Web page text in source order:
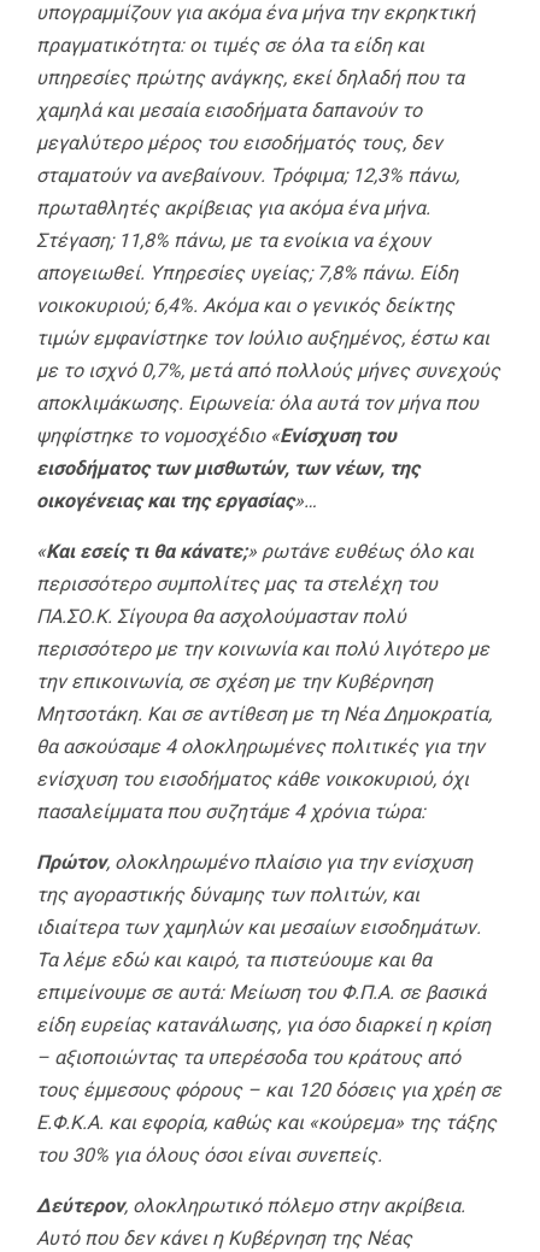
υπογραμμίζουν για ακόμα ένα μήνα την εκρηκτική
πραγματικότητα: οι τιμές σε όλα τα είδη και
υπηρεσίες πρώτης ανάγκης, εκεί δηλαδή που τα
χαμηλά και μεσαία εισοδήματα δαπανούν το
μεγαλύτερο μέρος του εισοδήματός τους, δεν
σταματούν να ανεβαίνουν. Τρόφιμα; 12,3% πάνω,
πρωταθλητές ακρίβειας για ακόμα ένα μήνα.
Στέγαση; 11,8% πάνω, με τα ενοίκια να έχουν
απογειωθεί. Υπηρεσίες υγείας; 7,8% πάνω. Είδη
νοικοκυριού; 6,4%. Ακόμα και ο γενικός δείκτης
τιμών εμφανίστηκε τον Ιούλιο αυξημένος, έστω και
με το ισχνό 0,7%, μετά από πολλούς μήνες συνεχούς
αποκλιμάκωσης. Ειρωνεία: όλα αυτά τον μήνα που
ψηφίστηκε το νομοσχέδιο «Ενίσχυση του
εισοδήματος των μισθωτών, των νέων, της
οικογένειας και της εργασίας»…
«Και εσείς τι θα κάνατε;» ρωτάνε ευθέως όλο και
περισσότερο συμπολίτες μας τα στελέχη του
ΠΑ.ΣΟ.Κ. Σίγουρα θα ασχολούμασταν πολύ
περισσότερο με την κοινωνία και πολύ λιγότερο με
την επικοινωνία, σε σχέση με την Κυβέρνηση
Μητσοτάκη. Και σε αντίθεση με τη Νέα Δημοκρατία,
θα ασκούσαμε 4 ολοκληρωμένες πολιτικές για την
ενίσχυση του εισοδήματος κάθε νοικοκυριού, όχι
πασαλείμματα που συζητάμε 4 χρόνια τώρα:
Πρώτον, ολοκληρωμένο πλαίσιο για την ενίσχυση
της αγοραστικής δύναμης των πολιτών, και
ιδιαίτερα των χαμηλών και μεσαίων εισοδημάτων.
Τα λέμε εδώ και καιρό, τα πιστεύουμε και θα
επιμείνουμε σε αυτά: Μείωση του Φ.Π.Α. σε βασικά
είδη ευρείας κατανάλωσης, για όσο διαρκεί η κρίση
– αξιοποιώντας τα υπερέσοδα του κράτους από
τους έμμεσους φόρους – και 120 δόσεις για χρέη σε
Ε.Φ.Κ.Α. και εφορία, καθώς και «κούρεμα» της τάξης
του 30% για όλους όσοι είναι συνεπείς.
Δεύτερον, ολοκληρωτικό πόλεμο στην ακρίβεια.
Αυτό που δεν κάνει η Κυβέρνηση της Νέας